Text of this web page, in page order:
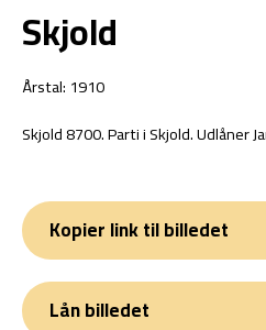
Skjold
Årstal: 1910
Skjold 8700. Parti i Skjold. Udlåner
Kopier link til billedet
Lån billedet